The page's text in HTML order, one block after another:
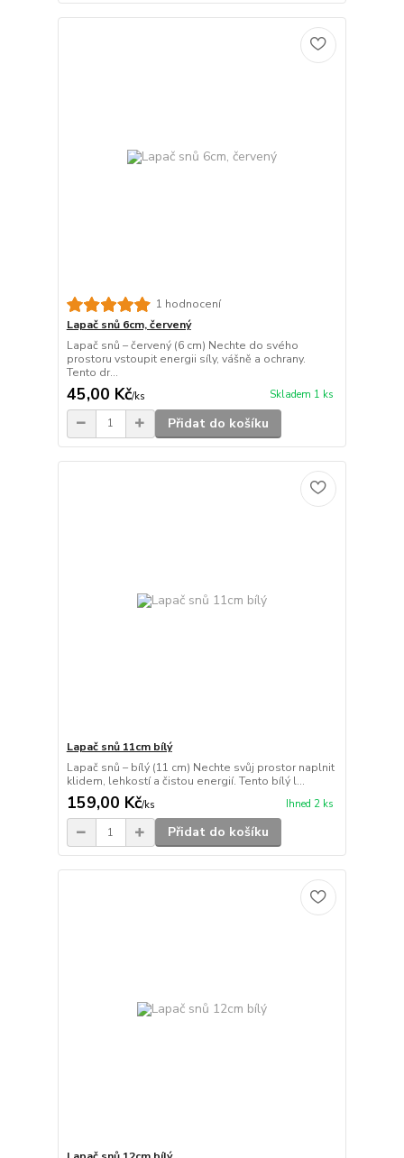
1 hodnocení
Lapač snů 6cm, červený
Lapač snů – červený (6 cm) Nechte do svého
prostoru vstoupit energii síly, vášně a ochrany.
Tento dr...
45,00 Kč/ks Skladem 1 ks
Přidat do košíku
Lapač snů 11cm bílý
Lapač snů – bílý (11 cm) Nechte svůj prostor naplnit
klidem, lehkostí a čistou energií. Tento bílý l...
159,00 Kč/ks Ihned 2 ks
Přidat do košíku